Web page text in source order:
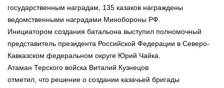
государственным наградам, 135 казаков награждены
ведомственными наградами Минобороны РФ.
Инициатором создания батальона выступил полномочный
представитель президента Российской Федерации в Северо-
Кавказском федеральном округе Юрий Чайка.
Атаман Терского войска Виталий Кузнецов
отметил, что решение о создании казачьей бригады